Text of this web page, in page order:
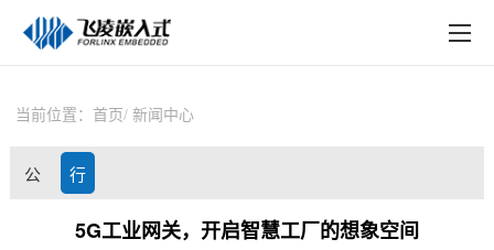
技术与支持
在线文档
在线购买
当前位置： 首页 新闻中心
公 行
业
5G工业网关，开启智慧工厂的想象空间